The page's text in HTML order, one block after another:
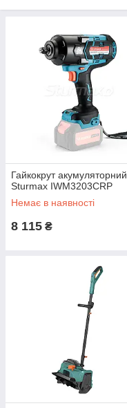
Гайкокрут акумуляторний
Sturmax IWM3203CRP
Немає в наявності
8 115 ₴